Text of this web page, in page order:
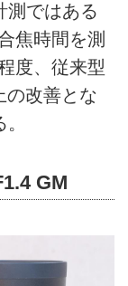
測ではある
焦時間を測
度、従来型
の改善とな
GM